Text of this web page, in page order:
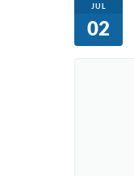
JUL
02